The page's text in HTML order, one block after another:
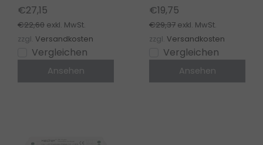
€27,15
€22,60 exkl. MwSt.
zzgl. Versandkosten
Vergleichen
Ansehen
White/RGB/RGBW/
LED-Streifen 12-24V
– SZ5
€19,75
€29,37 exkl. MwSt.
zzgl. Versandkosten
Vergleichen
Ansehen